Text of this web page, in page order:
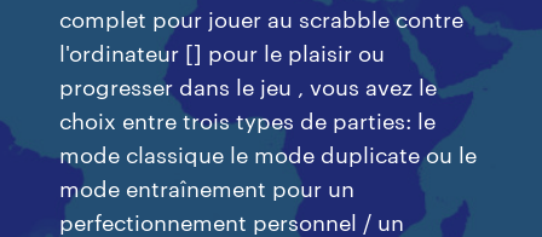
complet pour jouer au scrabble contre
l'ordinateur [] pour le plaisir ou
progresser dans le jeu , vous avez le
choix entre trois types de parties: le
mode classique le mode duplicate ou le
mode entraînement pour un
perfectionnement personnel / un